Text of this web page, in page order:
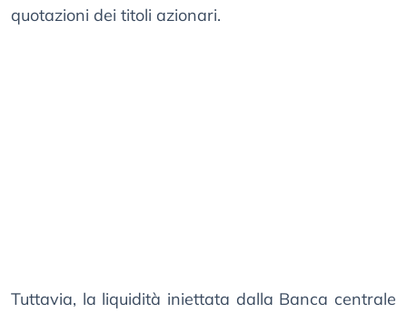
quotazioni dei titoli azionari.
Tuttavia, la liquidità iniettata dalla Banca centrale